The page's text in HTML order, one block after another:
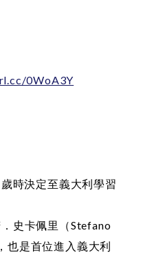
0WoA3Y
時決定至義大利學習
史卡佩里（Stefano
也是首位進入義大利